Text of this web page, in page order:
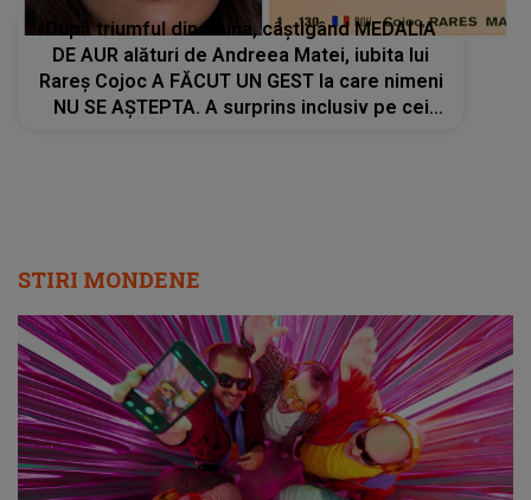
După triumful din China, câștigând MEDALIA
DE AUR alături de Andreea Matei, iubita lui
Rareș Cojoc A FĂCUT UN GEST la care nimeni
NU SE AȘTEPTA. A surprins inclusiv pe cei
STIRI MONDENE